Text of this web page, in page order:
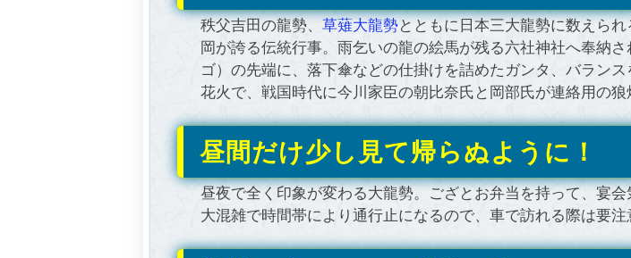
秩父吉田の龍勢、草薙大龍勢とともに日本三大龍勢に数えら
岡が誇る伝統行事。雨乞いの龍の絵馬が残る六社神社へ奉納
ゴ）の先端に、落下傘などの仕掛けを詰めたガンタ、バラン
花火で、戦国時代に今川家臣の朝比奈氏と岡部氏が連絡用の
昼間だけ少し見て帰らぬように！
昼夜で全く印象が変わる大龍勢。ござとお弁当を持って、宴
大混雑で時間帯により通行止になるので、車で訪れる際は要注